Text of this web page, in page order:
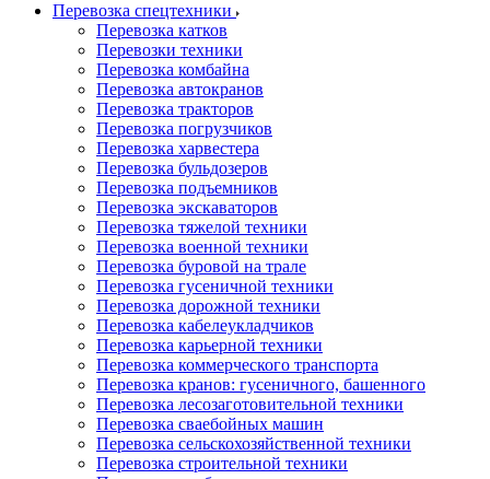
Перевозка спецтехники
Перевозка катков
Перевозки техники
Перевозка комбайна
Перевозка автокранов
Перевозка тракторов
Перевозка погрузчиков
Перевозка харвестера
Перевозка бульдозеров
Перевозка подъемников
Перевозка экскаваторов
Перевозка тяжелой техники
Перевозка военной техники
Перевозка буровой на трале
Перевозка гусеничной техники
Перевозка дорожной техники
Перевозка кабелеукладчиков
Перевозка карьерной техники
Перевозка коммерческого транспорта
Перевозка кранов: гусеничного, башенного
Перевозка лесозаготовительной техники
Перевозка сваебойных машин
Перевозка сельскохозяйственной техники
Перевозка строительной техники